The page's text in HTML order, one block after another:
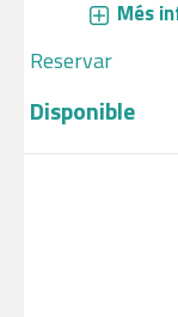
Més
Reservar
Disponible